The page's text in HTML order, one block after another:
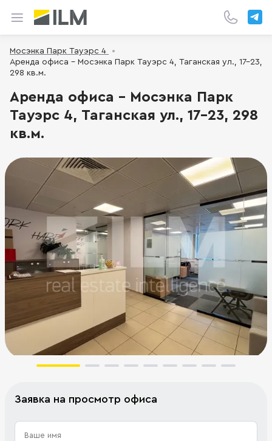
Мосэнка Парк Тауэрс 4
Аренда офиса - Мосэнка Парк Тауэрс 4, Таганская ул., 17-23,
298 кв.м.
Аренда офиса - Мосэнка Парк
Тауэрс 4, Таганская ул., 17-23, 298
кв.м.
Заявка на просмотр офиса